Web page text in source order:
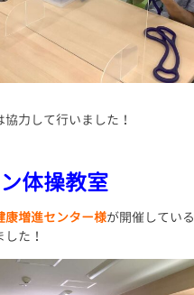
力して行いました！
体操教室
康増進センター様が開催している
た！